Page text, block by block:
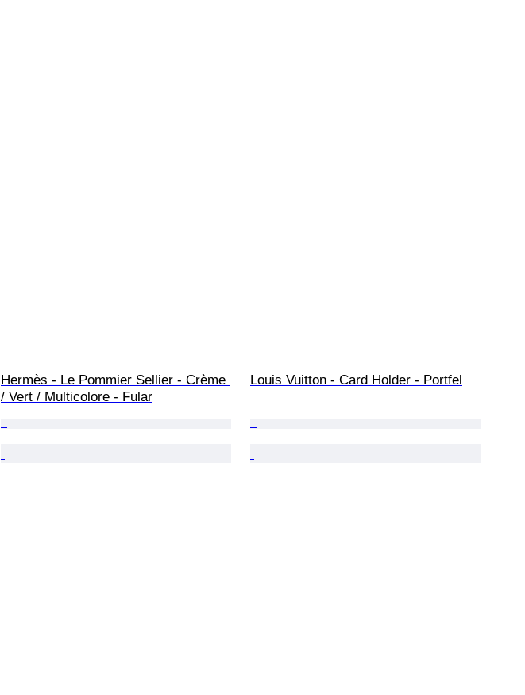
Hermès - Le Pommier Sellier - Crème
/ Vert / Multicolore - Fular
Louis Vuitton - Card Holder - Portfel